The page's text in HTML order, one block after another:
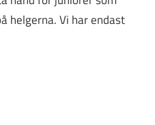
helgerna. Vi har endast